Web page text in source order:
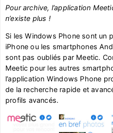
Pour archive, l’application
n’existe plus !
Si les Windows Phone sont un
iPhone ou les smartphones
sont pas oubliés par Meetic.
Meetic pour les autres
l’application Windows Phone
de la recherche rapide et
profils avancés.